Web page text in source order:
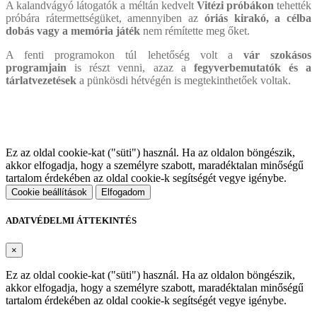
A kalandvágyó látogatók a méltán kedvelt Vitézi próbákon tehették
próbára rátermettségüket, amennyiben az óriás kirakó, a célba
dobás vagy a memória játék nem rémítette meg őket.
A fenti programokon túl lehetőség volt a vár szokásos
programjain is részt venni, azaz a fegyverbemutatók és a
tárlatvezetések a pünkösdi hétvégén is megtekinthetőek voltak.
Ez az oldal cookie-kat ("süti") használ. Ha az oldalon böngészik,
akkor elfogadja, hogy a személyre szabott, maradéktalan minőségű
tartalom érdekében az oldal cookie-k segítségét vegye igénybe.
Cookie beállítások Elfogadom
ADATVÉDELMI ÁTTEKINTÉS
×
Ez az oldal cookie-kat ("süti") használ. Ha az oldalon böngészik,
akkor elfogadja, hogy a személyre szabott, maradéktalan minőségű
tartalom érdekében az oldal cookie-k segítségét vegye igénybe.